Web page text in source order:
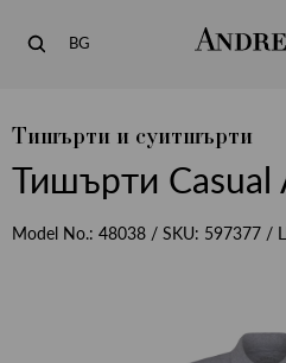
BG
Тишърти и суитшърти
Тишърти Casual
Model No.: 48038 / SKU: 597377 /